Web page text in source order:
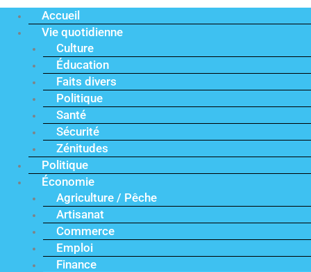
Accueil
Vie quotidienne
Culture
Éducation
Faits divers
Politique
Santé
Sécurité
Zénitudes
Politique
Économie
Agriculture / Pêche
Artisanat
Commerce
Emploi
Finance